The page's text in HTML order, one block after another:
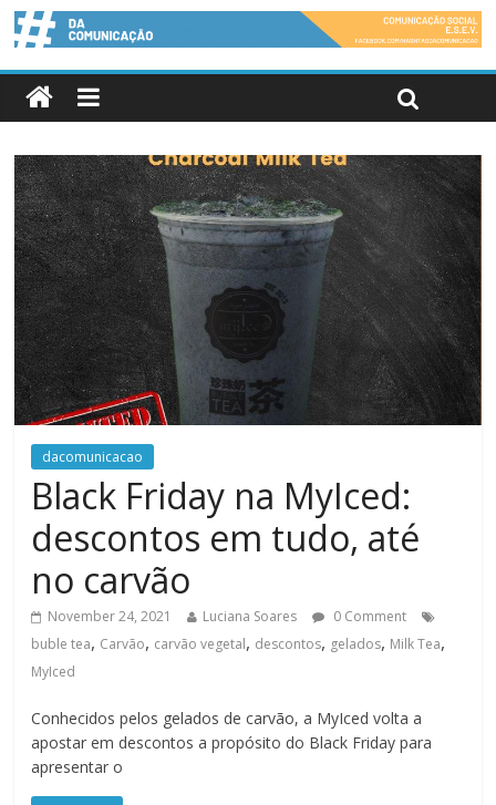
dacomunicacao
Black Friday na MyIced:
descontos em tudo, até
no carvão
November 24, 2021 Luciana Soares
0 Comment
buble tea, Carvão, carvão vegetal, descontos, gelados, Milk Tea,
MyIced
Conhecidos pelos gelados de carvão, a MyIced volta a
apostar em descontos a propósito do Black Friday para
apresentar o